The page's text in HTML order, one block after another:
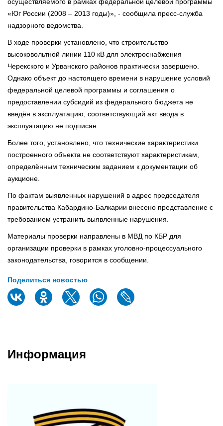
«Юг России (2008 – 2013 годы)», - сообщила пресс-служба
надзорного ведомства.
В ходе проверки установлено, что строительство
высоковольтной линии 110 кВ для электроснабжения
Черекского и Урванского районов практически завершено.
Однако объект до настоящего времени в нарушение условий
федеральной целевой программы и соглашения о
предоставлении субсидий из федерального бюджета не
введён в эксплуатацию, соответствующий акт ввода в
эксплуатацию не подписан.
Более того, установлено, что технические характеристики
построенного объекта не соответствуют характеристикам,
определённым техническим заданием к документации об
аукционе.
По фактам выявленных нарушений в адрес председателя
правительства Кабардино-Балкарии внесено представление с
требованием устранить выявленные нарушения.
Материалы проверки направлены в МВД по КБР для
организации проверки в рамках уголовно-процессуального
законодательства, говорится в сообщении.
Поделиться новостью
Информация